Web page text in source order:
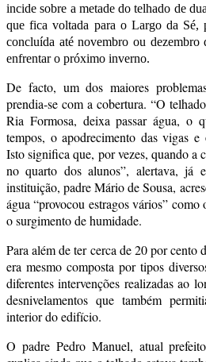
incide sobre a metade do telhado de
que fica voltada para o Largo da Sé,
concluída até novembro ou dezembro
enfrentar o próximo inverno.
De facto, um dos maiores
prendia-se com a cobertura. “O
Ria Formosa, deixa passar água, o
tempos, o apodrecimento das vigas
Isto significa que, por vezes, quando a
no quarto dos alunos”, alertava, já
instituição, padre Mário de Sousa,
água “provocou estragos vários”
o surgimento de humidade.
Para além de ter cerca de 20 por cento
era mesmo composta por tipos
diferentes intervenções realizadas ao
desnivelamentos que também
interior do edifício.
O padre Pedro Manuel, atual